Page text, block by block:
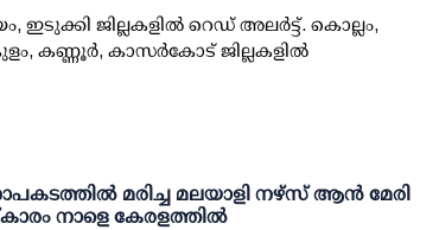
ഇടുക്കി ജില്ലകളില്‍ റെഡ് അലര്‍ട്ട്. കൊല്ലം,
കണ്ണൂര്‍, കാസര്‍കോട് ജില്ലകളില്‍
മരിച്ച മലയാളി നഴ്സ് ആൻ മേരി
നാളെ കേരളത്തിൽ